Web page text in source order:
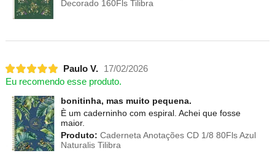
Decorado 160Fls Tilibra
Paulo V.
17/02/2026
Eu recomendo esse produto.
bonitinha, mas muito pequena.
È um caderninho com espiral. Achei que fosse
maior.
Produto: Caderneta Anotações CD 1/8 80Fls Azul
Naturalis Tilibra